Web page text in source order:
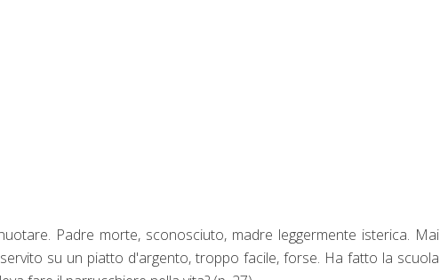
Padre morte, sconosciuto, madre leggermente isterica. Mai
su un piatto d'argento, troppo facile, forse. Ha fatto la scuola